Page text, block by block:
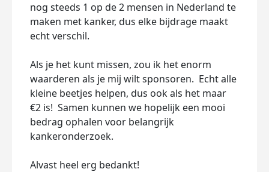
nog steeds 1 op de 2 mensen in Nederland te
maken met kanker, dus elke bijdrage maakt
echt verschil.
Als je het kunt missen, zou ik het enorm
waarderen als je mij wilt sponsoren. Echt alle
kleine beetjes helpen, dus ook als het maar
€2 is! Samen kunnen we hopelijk een mooi
bedrag ophalen voor belangrijk
kankeronderzoek.
Alvast heel erg bedankt!